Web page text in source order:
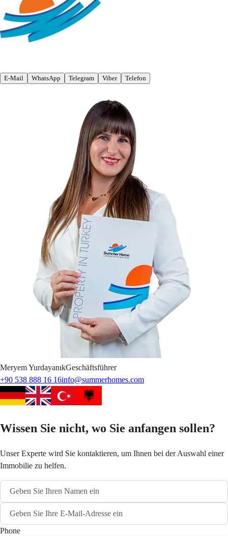
E-Mail WhatsApp Telegram Viber Telefon
MeryemYurdayanıkGeschäftsführer
+90 538 888 16 16info@summerhomes.com
Wissen Sie nicht, wo Sie anfangen sollen?
Unser Experte wird Sie kontaktieren, um Ihnen bei der Auswahl einer
Immobilie zu helfen.
Phone